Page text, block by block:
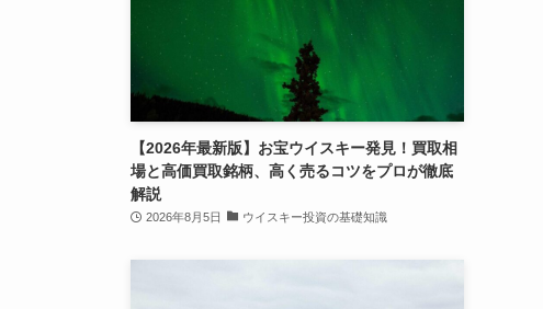
【2026年最新版】お宝ウイスキー発見！買取相
場と高価買取銘柄、高く売るコツをプロが徹底
解説
2026年8月5日 ウイスキー投資の基礎知識